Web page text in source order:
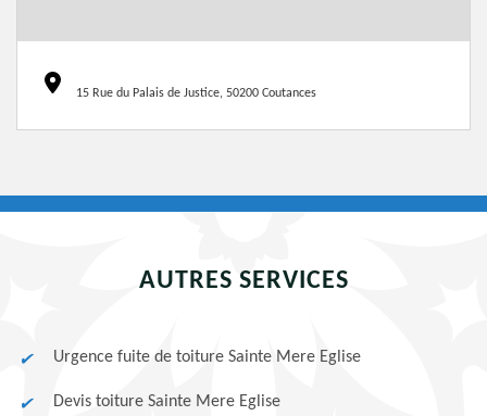
15 Rue du Palais de Justice, 50200 Coutances
AUTRES SERVICES
Urgence fuite de toiture Sainte Mere Eglise
Devis toiture Sainte Mere Eglise